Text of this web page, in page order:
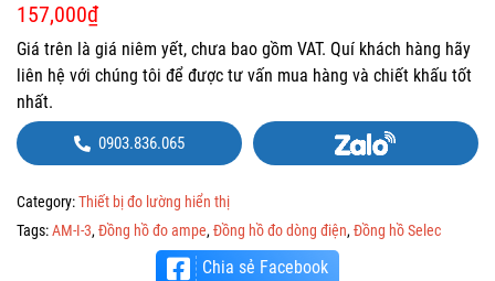
157,000₫
Giá trên là giá niêm yết, chưa bao gồm VAT. Quí khách hàng hãy
liên hệ với chúng tôi để được tư vấn mua hàng và chiết khấu tốt
nhất.
0903.836.065
Category:Thiết bị đo lường hiển thị
Tags:AM-I-3, Đồng hồ đo ampe, Đồng hồ đo dòng điện, Đồng hồ Selec
Chia sẻ Facebook